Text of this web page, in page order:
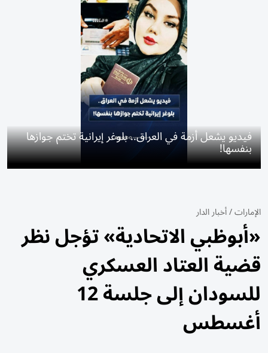
فيديو يشعل أزمة في العراق.. بلوغر إيرانية تختم جوازها
بنفسها!
الإمارات/أخبار الدار
«أبوظبي الاتحادية» تؤجل نظر
قضية العتاد العسكري
للسودان إلى جلسة 12
أغسطس